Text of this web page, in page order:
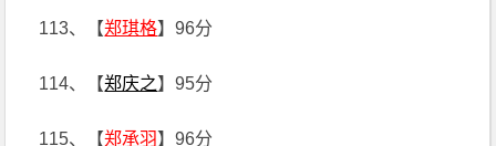
113、【郑琪格】96分
114、【郑庆之】95分
115、【郑承羽】96分